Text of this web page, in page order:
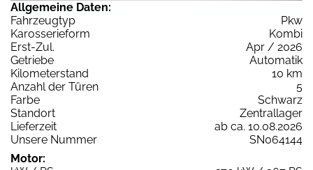
Allgemeine Daten:
Fahrzeugtyp
Pkw
Karosserieform
Kombi
Erst-Zul.
Apr / 2026
Getriebe
Automatik
Kilometerstand
10 km
Anzahl der Türen
5
Farbe
Schwarz
Standort
Zentrallager
Lieferzeit
ab ca. 10.08.2026
Unsere Nummer
SN064144
Motor: